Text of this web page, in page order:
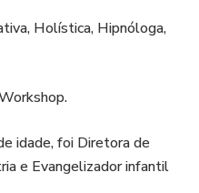
Holística, Hipnóloga,
idade, foi Diretora de
e Evangelizador infantil